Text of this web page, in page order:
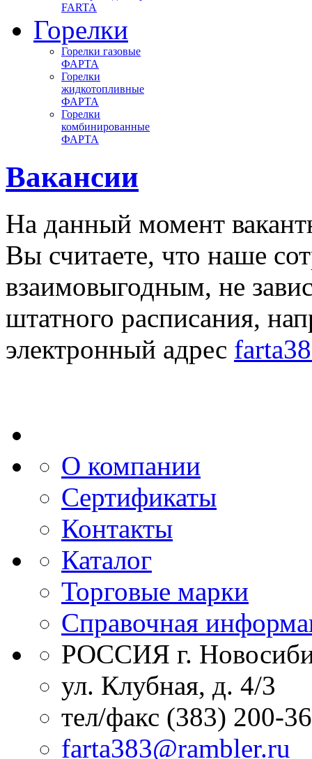
FARTA
Горелки
Горелки газовые
ФАРТА
Горелки
жидкотопливные
ФАРТА
Горелки
комбинированные
ФАРТА
Вакансии
На данный момент
Вы считаете, что наше
взаимовыгодным, не
штатного расписания,
электронный адрес
О компании
Сертификаты
Контакты
Каталог
Торговые марки
Справочная
РОССИЯ г.
ул. Клубная, д. 4/3
тел/факс (383) 200-
farta383@rambler.ru